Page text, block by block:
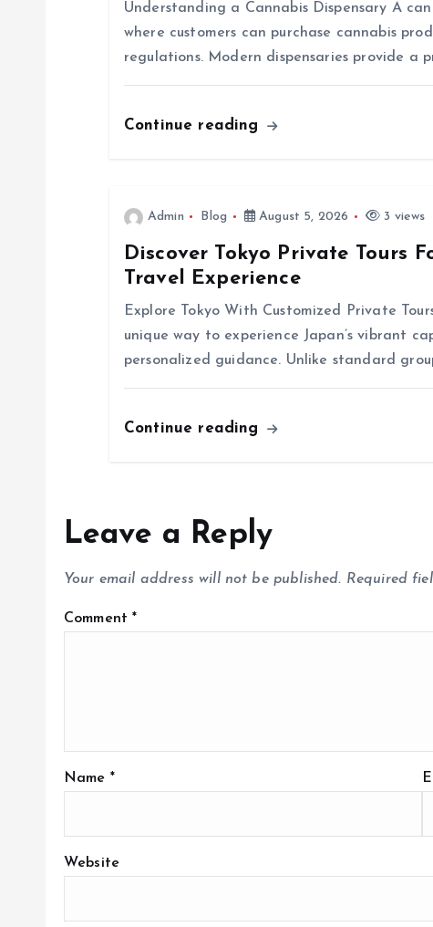
Understanding a Cannabis Dispensary A
where customers can purchase cannabis
regulations. Modern dispensaries provide a
Continue reading
Admin Blog August 5, 2026 3 views
Discover Tokyo Private Tours
Travel Experience
Explore Tokyo With Customized Private
unique way to experience Japan’s vibrant
personalized guidance. Unlike standard
Continue reading
Leave a Reply
Your email address will not be published. Required
Comment*
Name *
Website